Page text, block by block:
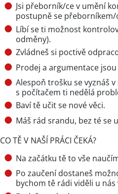
Jsi přeborník/ce v umění
postupně se přeborníkem/
Líbí se ti možnost
odměny).
Zvládneš si poctivě
Prodej a argumentace
Alespoň trošku se vyznáš
s počítačem ti nedělá
Baví tě učit se nové věci.
Máš rád srandu, bez té se
CO TĚ V NAŠÍ PRÁCI ČEKÁ?
Na začátku tě to vše
Po zaučení dostaneš
bychom tě rádi viděli u nás